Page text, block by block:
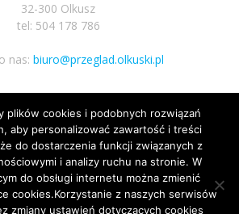
32-300 Olkusz
tel: 504 178 786
nas: biuro@przeglad.olkuski.pl
Podążaj za nami
plików cookies i podobnych rozwiązań
aby personalizować zawartość i treści
do dostarczenia funkcji związanych z
i analizy ruchu na stronie. W
do obsługi internetu można zmienić
cookies.Korzystanie z naszych serwisów
zmiany ustawień dotyczących cookies